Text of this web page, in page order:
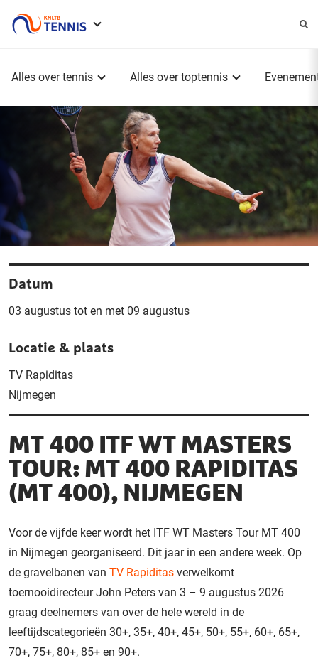
Alles over tennis Alles over toptennis
Datum
03 augustus tot en met 09 augustus
Locatie & plaats
TV Rapiditas
Nijmegen
MT 400 ITF WT MASTERS
TOUR: MT 400 RAPIDITAS
(MT 400), NIJMEGEN
Voor de vijfde keer wordt het ITF WT Masters Tour MT 400
in Nijmegen georganiseerd. Dit jaar in een andere week. Op
de gravelbanen van TV Rapiditas verwelkomt
toernooidirecteur John Peters van 3 – 9 augustus 2026
graag deelnemers van over de hele wereld in de
leeftijdscategorieën 30+, 35+, 40+, 45+, 50+, 55+, 60+, 65+,
70+, 75+, 80+, 85+ en 90+.